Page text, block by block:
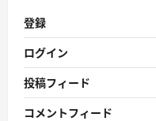
登録
ログイン
投稿フィード
コメントフィード